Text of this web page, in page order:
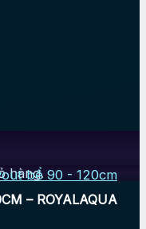
hàng.bể 90 - 120cm
– ROYALAQUA